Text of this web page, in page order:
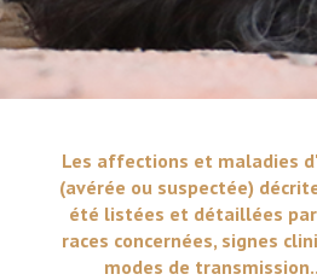
Les affections et maladies
(avérée ou suspectée)
été listées et détaillées
races concernées, signes
modes de